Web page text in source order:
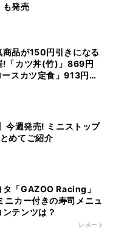
も発売
商品が150円引きになる
!「カツ丼(竹)」869円
スカツ定食」913円
限定
今週発売! ミニストップ
めてご紹介
タ「GAZOO Racing」
ニカー付きの寿司メニュ
テンツは？
レポート